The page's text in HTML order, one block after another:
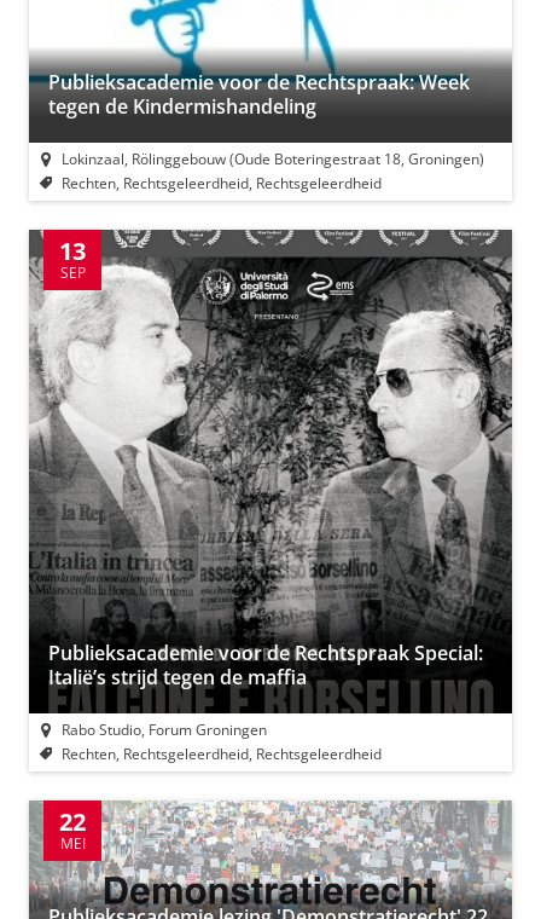
Publieksacademie voor de Rechtspraak: Week
tegen de Kindermishandeling
Lokinzaal, Rölinggebouw (Oude Boteringestraat 18, Groningen)
Rechten, Rechtsgeleerdheid, Rechtsgeleerdheid
13
SEP
Publieksacademie voor de Rechtspraak Special:
Italië’s strijd tegen de maffia
Rabo Studio, Forum Groningen
Rechten, Rechtsgeleerdheid, Rechtsgeleerdheid
22
MEI